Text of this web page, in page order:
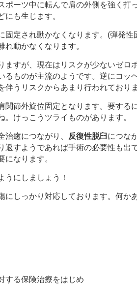
ーツ中に転んで肩の外側を強く打っ
にも生じます。
固定され動かなくなります。(弾発
動かなくなります。
ますが、現在はリスクが少ないゼロ
るものが主流のようです。逆にコッ
伴うリスクからあまり行われており
関節外旋位固定となります。要する
けっこうツライものがあります。
癒につながり、 反復性脱臼 につな
返すようであれば手術の必要性も出
になります。
うにしましょう！
にしっかり対応しております。何か
する保険治療をはじめ